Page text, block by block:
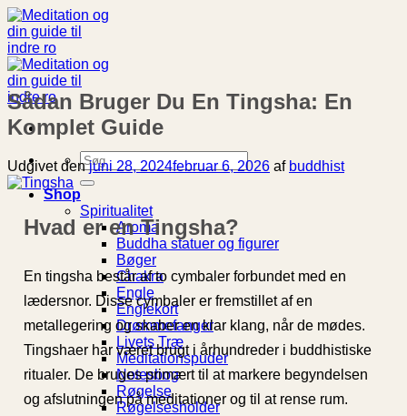
Fortsæt
til
indhold
Søg
efter:
Shop
Spiritualitet
Aroma
Buddha statuer og figurer
Bøger
Chakra
Engle
Englekort
Drømmefanger
Livets Træ
Meditationspuder
Notesbog
Røgelse
Røgelsesholder
Sådan Bruger Du En Tingsha: En
Komplet Guide
Udgivet denjuni 28, 2024februar 6, 2026 af buddhist
Hvad er en Tingsha?
En tingsha består af to cymbaler forbundet med en
lædersnor. Disse cymbaler er fremstillet af en
metallegering og skaber en klar klang, når de mødes.
Tingshaer har været brugt i århundreder i buddhistiske
ritualer. De bruges primært til at markere begyndelsen
og afslutningen på meditationer og til at rense rum.